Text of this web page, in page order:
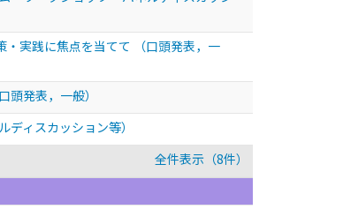
実践に焦点を当てて
（口頭発表，一
口頭発表，一般）
ディスカッション等）
全件表示（8件）